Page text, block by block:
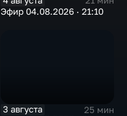
Эфир 04.08.2026 · 21:10
3 августа
25 мин